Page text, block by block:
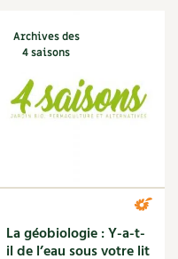
Archives des
4 saisons
La géobiologie : Y-a-t-
il de l’eau sous votre lit